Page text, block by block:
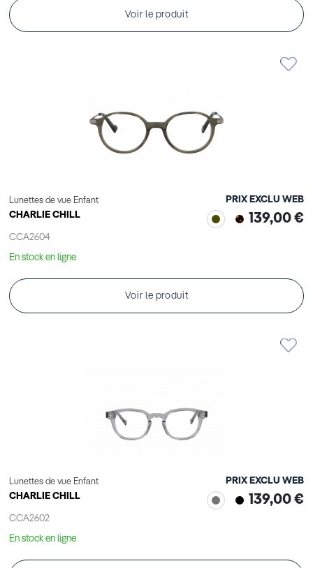
Voir le produit
Lunettes de vue Enfant
CHARLIE CHILL
CCA2604
PRIX EXCLU WEB
139,00 €
En stock en ligne
Voir le produit
Lunettes de vue Enfant
CHARLIE CHILL
CCA2602
PRIX EXCLU WEB
139,00 €
En stock en ligne